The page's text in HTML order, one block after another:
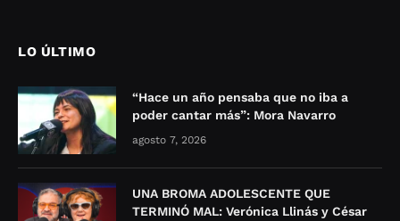
LO ÚLTIMO
“Hace un año pensaba que no iba a
poder cantar más”: Mora Navarro
agosto 7, 2026
UNA BROMA ADOLESCENTE QUE
TERMINÓ MAL: Verónica Llinás y César